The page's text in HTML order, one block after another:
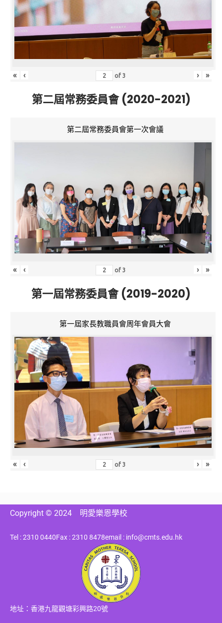
« ‹ of3 › »
第二屆常務委員會 (2020-2021)
第二屆常務委員會第一次會議
« ‹ of3 › »
第一屆常務委員會 (2019-2020)
第一屆家長教職員會周年會員大會
« ‹ of3 › »
Copyright © 2024 明愛樂恩學校
Tel : 2310 0440Fax : 2310 8478email : info@cmts.edu.hk
地址：香港九龍觀塘彩興路20號